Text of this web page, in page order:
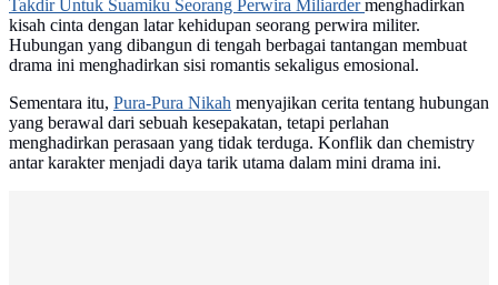
Takdir Untuk Suamiku Seorang Perwira Miliardermenghadirkan
kisah cinta dengan latar kehidupan seorang perwira militer.
Hubungan yang dibangun di tengah berbagai tantangan membuat
drama ini menghadirkan sisi romantis sekaligus emosional.
Sementara itu, Pura-Pura Nikah menyajikan cerita tentang hubungan
yang berawal dari sebuah kesepakatan, tetapi perlahan
menghadirkan perasaan yang tidak terduga. Konflik dan chemistry
antar karakter menjadi daya tarik utama dalam mini drama ini.